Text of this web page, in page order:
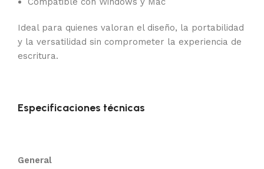
Ideal para quienes valoran el diseño, la portabilidad
y la versatilidad sin comprometer la experiencia de
escritura.
Especificaciones técnicas
General